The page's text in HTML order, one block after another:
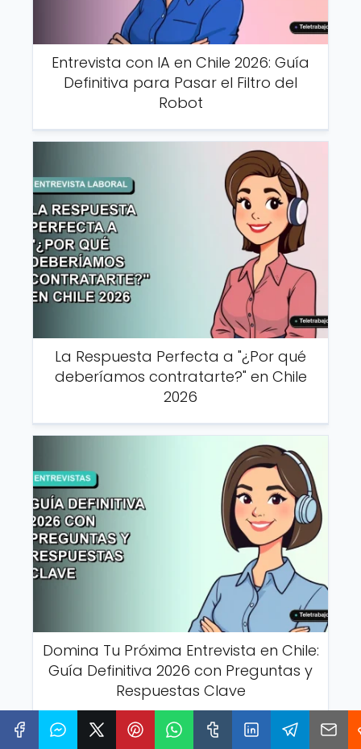
Entrevista con IA en Chile 2026: Guía
Definitiva para Pasar el Filtro del
Robot
La Respuesta Perfecta a "¿Por qué
deberíamos contratarte?" en Chile
2026
Domina Tu Próxima Entrevista en Chile:
Guía Definitiva 2026 con Preguntas y
Respuestas Clave